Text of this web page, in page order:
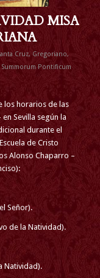
MISA
Cruz, Gregoriano,
Summorum Pontificum
los horarios de las
Sevilla según la
durante el
de Cristo
Alonso Chaparro –
Señor).
de la Natividad).
Natividad).